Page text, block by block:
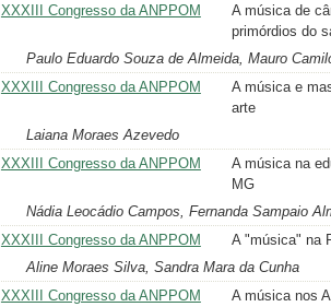
XXXIII Congresso da ANPPOM
A música de
primórdios do
Paulo Eduardo Souza de Almeida, Mauro
XXXIII Congresso da ANPPOM
A música e
arte
Laiana Moraes Azevedo
XXXIII Congresso da ANPPOM
A música na
MG
Nádia Leocádio Campos, Fernanda Sampaio
XXXIII Congresso da ANPPOM
A "música" na
Aline Moraes Silva, Sandra Mara da Cunha
XXXIII Congresso da ANPPOM
A música nos